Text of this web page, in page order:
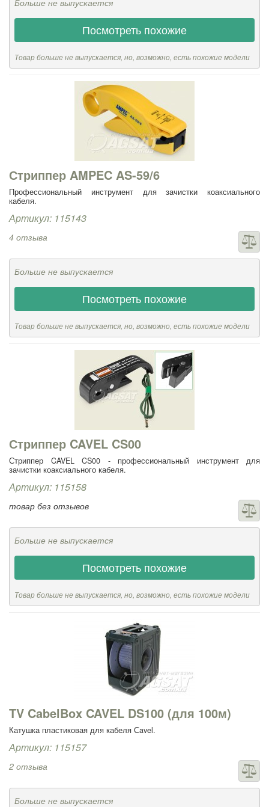
Больше не выпускается
Посмотреть похожие
Товар больше не выпускается, но, возможно, есть похожие модели
Стриппер AMPEC AS-59/6
Профессиональный инструмент для зачистки коаксиального
кабеля.
Артикул: 115143
4 отзыва
Больше не выпускается
Посмотреть похожие
Товар больше не выпускается, но, возможно, есть похожие модели
Стриппер CAVEL CS00
Стриппер CAVEL CS00 - профессиональный инструмент для
зачистки коаксиального кабеля.
Артикул: 115158
товар без отзывов
Больше не выпускается
Посмотреть похожие
Товар больше не выпускается, но, возможно, есть похожие модели
TV CabelBox CAVEL DS100 (для 100м)
Катушка пластиковая для кабеля Сavel.
Артикул: 115157
2 отзыва
Больше не выпускается